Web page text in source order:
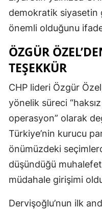
demokratik siyasetin
önemli olduğunu
ÖZGÜR
TEŞEKKÜR
CHP lideri Özgür
yönelik süreci
operasyon” olarak
Türkiye’nin kurucu
önümüzdeki
düşündüğü
müdahale girişimi
Dervişoğlu’nun ilk